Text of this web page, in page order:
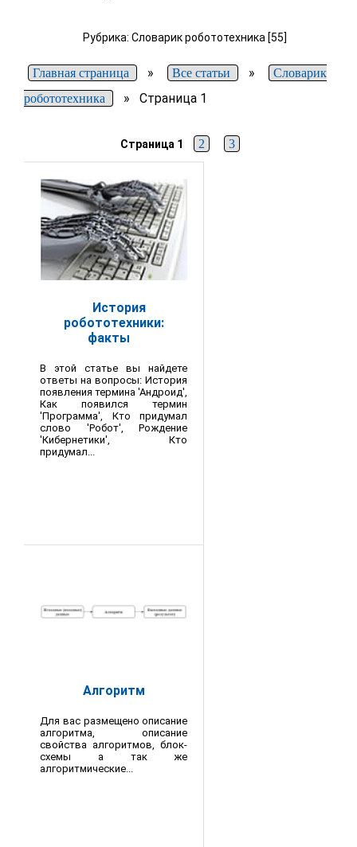
Рубрика: Словарик робототехника [55]
Главная страница » Все статьи »
Словарик
робототехника
»Страница 1
Страница 1 2 3
История
робототехники:
факты
В этой статье вы найдете
ответы на вопросы: История
появления термина 'Андроид',
Как появился термин
'Программа', Кто придумал
слово 'Робот', Рождение
'Кибернетики', Кто
придумал...
Алгоритм
Для вас размещено описание
алгоритма, описание
свойства алгоритмов, блок-
схемы а так же
алгоритмические...